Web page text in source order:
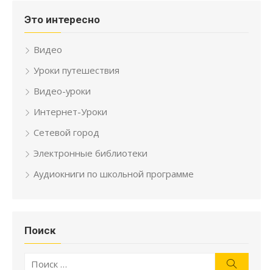
Это интересно
Видео
Уроки путешествия
Видео-уроки
Интернет-Уроки
Сетевой город
Электронные библиотеки
Аудиокниги по школьной программе
Поиск